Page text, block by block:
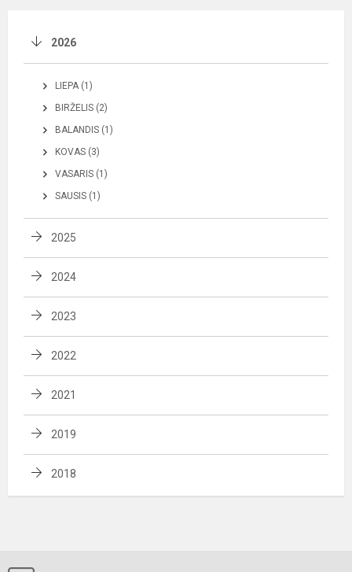
2026
LIEPA (1)
BIRŽELIS (2)
BALANDIS (1)
KOVAS (3)
VASARIS (1)
SAUSIS (1)
2025
2024
2023
2022
2021
2019
2018